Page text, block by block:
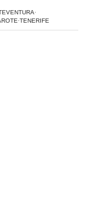
·
·TENERIFE